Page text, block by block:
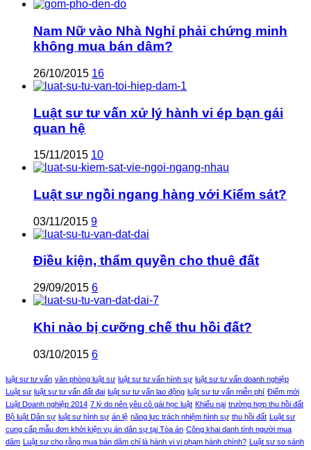
Nam Nữ vào Nhà Nghỉ phải chứng minh
không mua bán dâm?
26/10/2015 16
Luật sư tư vấn xử lý hành vi ép bạn gái
quan hệ
15/11/2015 10
Luật sư ngồi ngang hàng với Kiểm sát?
03/11/2015 9
Điều kiện, thẩm quyền cho thuê đất
29/09/2015 6
Khi nào bị cưỡng chế thu hồi đất?
03/10/2015 6
luật sư tư vấn văn phòng luật sư luật sư tư vấn hình sự luật sư tư vấn doanh nghiệp
Luật sư luật sư tư vấn đất đai luật sư tư vấn lao động luật sư tư vấn miễn phí Điểm mới
Luật Doanh nghiệp 2014 7 lý do nên yêu cô gái học luật Khiếu nại trường hợp thu hồi đất
Bộ luật Dân sự luật sư hình sự án lệ năng lực trách nhiệm hình sự thu hồi đất Luật sư
cung cấp mẫu đơn khởi kiện vụ án dân sự tại Tòa án Công khai danh tính người mua
dâm Luật sư cho rằng mua bán dâm chỉ là hành vi vi phạm hành chính? Luật sư so sánh